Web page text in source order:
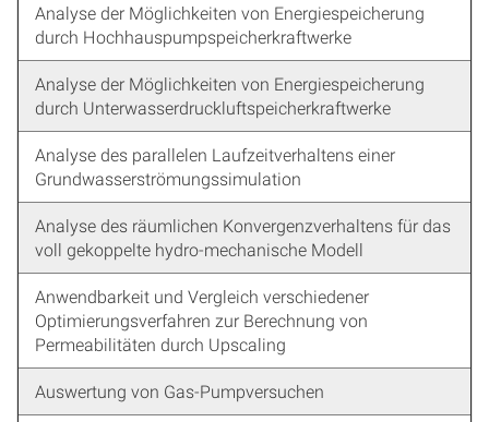
Analyse der Möglichkeiten von Energiespeicherung
durch Hochhauspumpspeicherkraftwerke
Analyse der Möglichkeiten von Energiespeicherung
durch Unterwasserdruckluftspeicherkraftwerke
Analyse des parallelen Laufzeitverhaltens einer
Grundwasserströmungssimulation
Analyse des räumlichen Konvergenzverhaltens für das
voll gekoppelte hydro-mechanische Modell
Anwendbarkeit und Vergleich verschiedener
Optimierungsverfahren zur Berechnung von
Permeabilitäten durch Upscaling
Auswertung von Gas-Pumpversuchen